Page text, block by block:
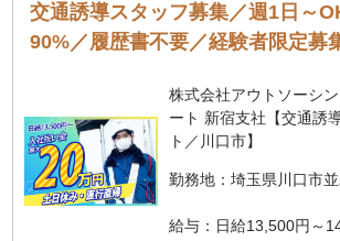
交通誘導スタッフ募集／週1日～
90%／履歴書不要／経験者限定募
株式会社アウトソーシ
ート 新宿支社【交通誘
ト／川口市】
勤務地：埼玉県川口市
給与：日給13,500円～